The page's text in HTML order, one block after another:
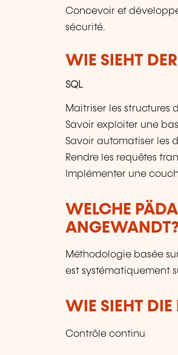
Concevoir et
sécurité.
WIE SIEHT
SQL
Maitriser les structures
Savoir exploiter une
Savoir automatiser les
Rendre les requêtes
Implémenter une
WELCHE
ANGEWANDT?
Méthodologie basée
est systématiquement
WIE SIEHT DIE
Contrôle continu